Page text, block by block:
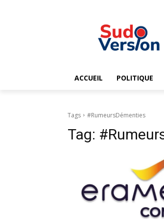
ACCUEIL POLITIQUE
Tags #RumeursDémenties
Tag: